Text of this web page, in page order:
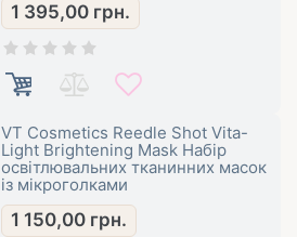
1 395,00 грн.
VT Cosmetics Reedle Shot Vita-
Light Brightening Mask Набір
освітлювальних тканинних масок
із мікроголками
1 150,00 грн.